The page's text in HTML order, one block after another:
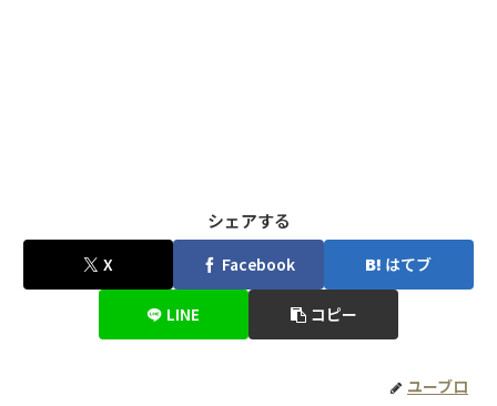
シェアする
X Facebook はてブ
LINE コピー
ユーブロ